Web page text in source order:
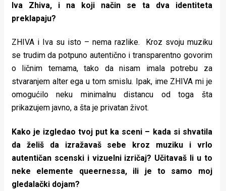
Iva Zhiva, i na koji način se ta dva identiteta
preklapaju?
ZHIVA i Iva su isto – nema razlike. Kroz svoju muziku
se trudim da potpuno autentično i transparentno govorim
o ličnim temama, tako da nisam imala potrebu za
stvaranjem alter ega u tom smislu. Ipak, ime ZHIVA mi je
omogućilo neku minimalnu distancu od toga šta
prikazujem javno, a šta je privatan život.
Kako je izgledao tvoj put ka sceni – kada si shvatila
da želiš da izražavaš sebe kroz muziku i vrlo
autentičan scenski i vizuelni izričaj? Učitavaš li u to
neke elemente queernessa, ili je to samo moj
gledalački dojam?